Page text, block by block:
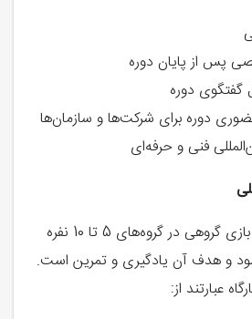
پس از پایان دوره
گفتگوی دوره
دوره برای شرکت‌ها و سازمان‌ها
فنی و حرفه‌ای
این کارگاه بصورت یک بازی گروهی در گروه‌های 5 تا 10 نفره
و هدف آن یادگیری و تمرین است.
عبارتند از: